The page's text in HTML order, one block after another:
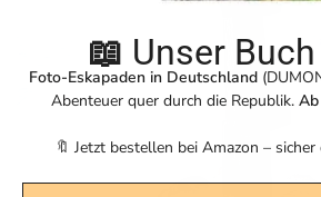
📖 Unser
Foto-Eskapaden in Deutschland
Abenteuer quer durch die Republik.
🔖 Jetzt bestellen bei Amazon –